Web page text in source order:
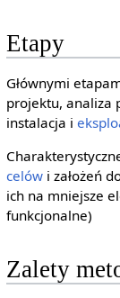
Etapy
Głównymi
projektu, analiza
instalacja i
celówi założeń
ich na mniejsze
funkcjonalne)
Zalety